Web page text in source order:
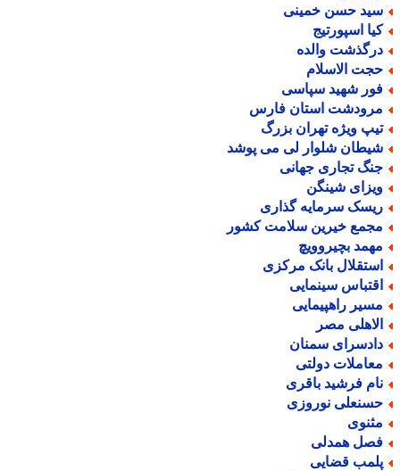
حسن خمینی
اسپورتیج
والده
الاسلام
شهید سپاسی
استان فارس
ویژه تهران بزرگ
شلوار لی می پوشد
تجاری جهانی
شینگن
سرمایه گذاری
خیرین سلامت کشور
بچیروویچ
بانک مرکزی
سینمایی
راهپیمایی
مصر
سمنان
دولتی
فرشید باقری
نوروزی
همدلی
قضایی